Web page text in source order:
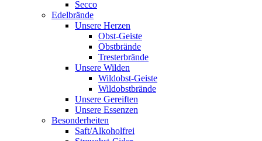
Secco
Edelbrände
Unsere Herzen
Obst-Geiste
Obstbrände
Tresterbrände
Unsere Wilden
Wildobst-Geiste
Wildobstbrände
Unsere Gereiften
Unsere Essenzen
Besonderheiten
Saft/Alkoholfrei